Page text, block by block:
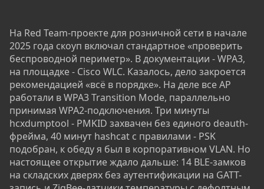
На Red Team-проекте для розничной сети в начале
2025 года скоуп включал стандартное «проверить
беспроводной периметр». В документации - WPA3,
на площадке - Cisco WLC. Казалось, дело закроется
рекомендацией «всё в порядке». На деле все AP
работали в WPA3 Transition Mode, параллельно
принимая WPA2-подключения. Три минуты
hcxdumptool - PMKID захвачен без единого deauth-
фрейма, 40 минут hashcat с правилами - PSK
подобран, к обеду я был в корпоративном VLAN. Но
настоящее открытие ждало дальше: 14 BLE-замков
на складских дверях без аутентификации на GATT-